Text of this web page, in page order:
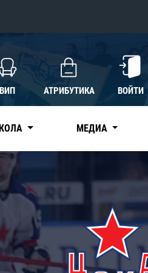
ВИП АТРИБУТИКА ВОЙТИ
МЕДИА